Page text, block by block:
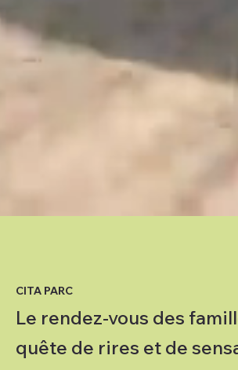
CITA PARC
Le rendez-vous des
quête de rires et de